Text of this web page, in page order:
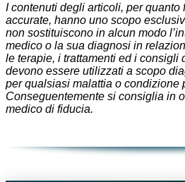
I contenuti degli articoli, per quanto
accurate, hanno uno scopo
non sostituiscono in alcun modo
medico o la sua diagnosi in
le terapie, i trattamenti ed i consigli
devono essere utilizzati a scopo
per qualsiasi malattia o condizione
Conseguentemente si consiglia in
medico di fiducia.